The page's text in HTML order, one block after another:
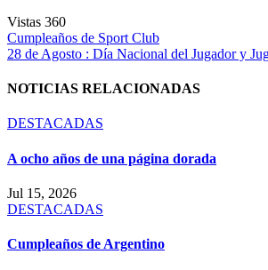
Vistas 360
Navegación
de
entradas
Cumpleaños de Sport Club
28 de Agosto : Día Nacional del Jugador y
NOTICIAS RELACIONADAS
DESTACADAS
A ocho años de una página dorada
Jul 15, 2026
DESTACADAS
Cumpleaños de Argentino